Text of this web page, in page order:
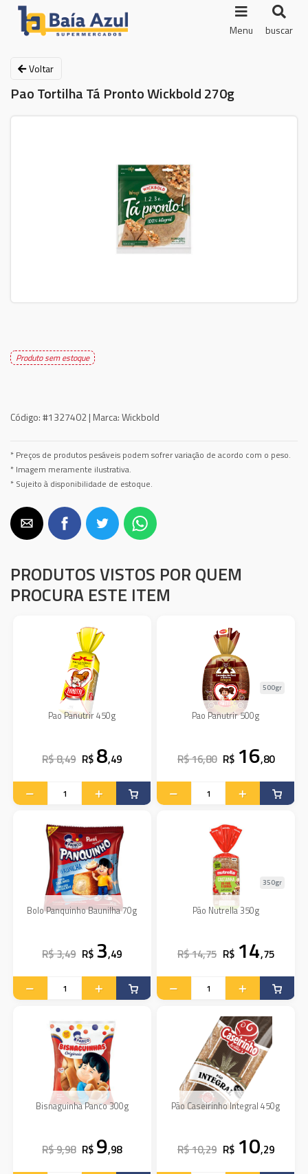
Menu buscar
Voltar
Pao Tortilha Tá Pronto Wickbold 270g
Produto sem estoque
Código:#1327402 | Marca:Wickbold
* Preços de produtos pesáveis podem sofrer variação de acordo com o peso.
* Imagem meramente ilustrativa.
* Sujeito à disponibilidade de estoque.
PRODUTOS VISTOS POR QUEM
PROCURA ESTE ITEM
Pao Panutrir 450g
R$ 8,49 R$ 8,49
Pao Panutrir 500g
500gr
R$ 16,80 R$ 16,80
Bolo Panquinho Baunilha 70g
R$ 3,49 R$ 3,49
Pão Nutrella 350g
350gr
R$ 14,75 R$ 14,75
Bisnaguinha Panco 300g
R$ 9,98 R$ 9,98
Pão Caseirinho Integral 450g
R$ 10,29 R$ 10,29